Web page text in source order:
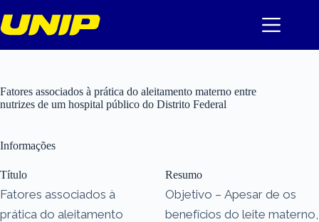
para
o
Fatores associados à prática do aleitamento materno entre
nutrizes de um hospital público do Distrito Federal
Informações
Título
Fatores associados à
prática do aleitamento
Resumo
Objetivo – Apesar de os
benefícios do leite materno,